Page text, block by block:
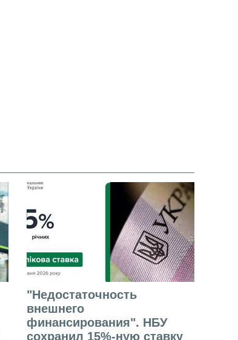
"Недостаточность
внешнего
финансирования". НБУ
сохранил 15%-ную ставку